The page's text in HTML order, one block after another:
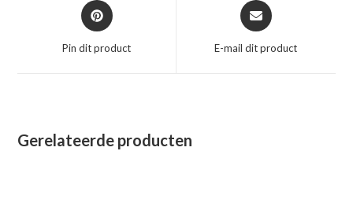
Opent
in
nieuw
Pin dit product
Opent
in
nieuw
E-mail dit product
Gerelateerde producten